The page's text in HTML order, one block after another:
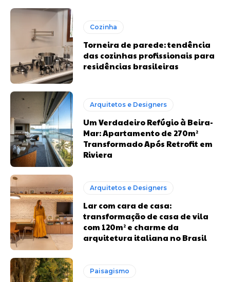
Cozinha
Torneira de parede: tendência
das cozinhas profissionais para
residências brasileiras
Arquitetos e Designers
Um Verdadeiro Refúgio à Beira-
Mar: Apartamento de 270m²
Transformado Após Retrofit em
Riviera
Arquitetos e Designers
Lar com cara de casa:
transformação de casa de vila
com 120m² e charme da
arquitetura italiana no Brasil
Paisagismo